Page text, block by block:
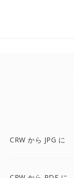
CRW から JPG に